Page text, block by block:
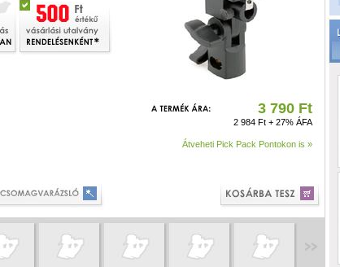
3 790 Ft
2 984 Ft + 27% ÁFA
Átveheti Pick Pack Pontokon is »